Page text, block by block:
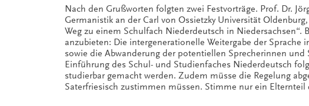
Nach den Grußworten folgten zwei Festvorträge. Prof. Dr.
Germanistik an der Carl von Ossietzky Universität
Weg zu einem Schulfach Niederdeutsch in
anzubieten: Die intergenerationelle Weitergabe der
sowie die Abwanderung der potentiellen Sprecherinnen
Einführung des Schul- und Studienfaches Niederdeutsch
studierbar gemacht werden. Zudem müsse die Regelung
Saterfriesisch zustimmen müssen. Stimme nur ein Elternteil